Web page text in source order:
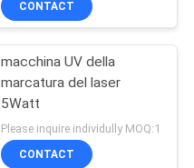
CONTACT
macchina UV della
marcatura del laser
5Watt
Please inquire individully MOQ:1
CONTACT